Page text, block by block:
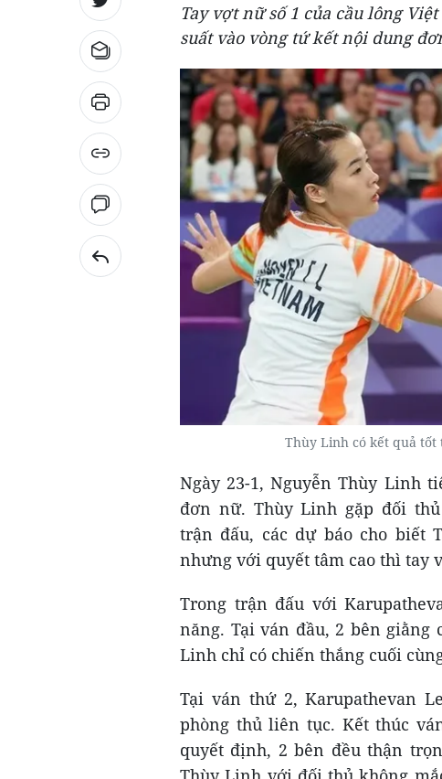
Tay vợt nữ số 1 của cầu lông
suất vào vòng tứ kết nội dung
Thùy Linh có kết quả tốt
Ngày 23-1, Nguyễn Thùy Linh
đơn nữ. Thùy Linh gặp đối thủ
trận đấu, các dự báo cho biết
nhưng với quyết tâm cao thì tay
Trong trận đấu với
năng. Tại ván đầu, 2 bên giằng
Linh chỉ có chiến thắng cuối
Tại ván thứ 2, Karupathevan
phòng thủ liên tục. Kết thúc
quyết định, 2 bên đều thận